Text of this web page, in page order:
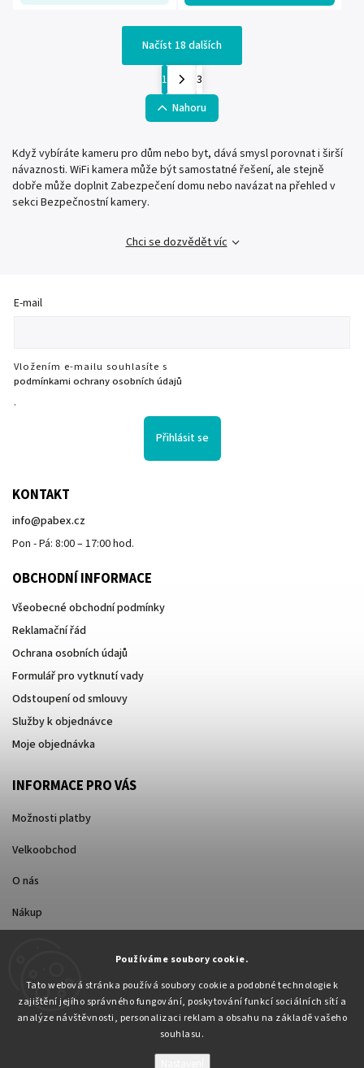
Používáme soubory cookie.
Tato webová stránka používá soubory cookie a podobné technologie k
zajištění jejího správného fungování, poskytování funkcí sociálních sítí a
analýze návštěvnosti, personalizaci reklam a obsahu na základě vašeho
souhlasu.
Načíst 18 dalších
1
3
Nahoru
Když vybíráte kameru pro dům nebo byt, dává smysl porovnat i širší
návaznosti. WiFi kamera může být samostatné řešení, ale stejně
dobře může doplnit Zabezpečení domu nebo navázat na přehled v
sekci Bezpečnostní kamery.
Chci se dozvědět víc
E-mail
Vložením e-mailu souhlasíte s
podmínkami ochrany osobních údajů
.
Přihlásit se
KONTAKT
info@pabex.cz
Pon - Pá: 8:00 – 17:00 hod.
OBCHODNÍ INFORMACE
Všeobecné obchodní podmínky
Reklamační řád
Ochrana osobních údajů
Formulář pro vytknutí vady
Odstoupení od smlouvy
Služby k objednávce
Moje objednávka
INFORMACE PRO VÁS
Možnosti platby
Velkoobchod
O nás
Nákup